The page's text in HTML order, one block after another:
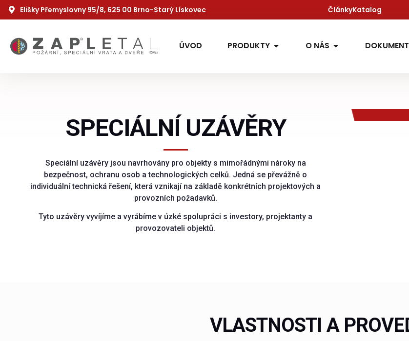
Elišky Přemyslovny 95/8, 625 00 Brno-Starý Lískovec ČlánkyKatalog
ÚVOD PRODUKTY O NÁS
SPECIÁLNÍ UZÁVĚRY
Speciální uzávěry jsou navrhovány pro objekty s mimořádnými nároky na
bezpečnost, ochranu osob a technologických celků. Jedná se převážně o
individuální technická řešení, která vznikají na základě konkrétních projektových a
provozních požadavků.
Tyto uzávěry vyvíjíme a vyrábíme v úzké spolupráci s investory, projektanty a
provozovateli objektů.
VLASTNOSTI A